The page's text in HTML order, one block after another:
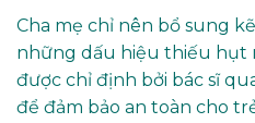
Cha mẹ chỉ nên bổ sung
những dấu hiệu thiếu hụt
được chỉ định bởi bác sĩ
để đảm bảo an toàn cho